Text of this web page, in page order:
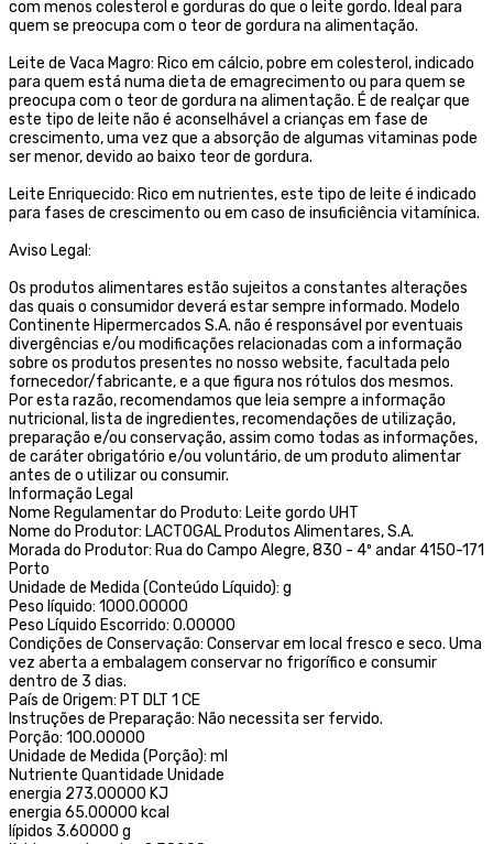
com menos colesterol e gorduras do que o leite gordo. Ideal para
quem se preocupa com o teor de gordura na alimentação.
Leite de Vaca Magro: Rico em cálcio, pobre em colesterol, indicado
para quem está numa dieta de emagrecimento ou para quem se
preocupa com o teor de gordura na alimentação. É de realçar que
este tipo de leite não é aconselhável a crianças em fase de
crescimento, uma vez que a absorção de algumas vitaminas pode
ser menor, devido ao baixo teor de gordura.
Leite Enriquecido: Rico em nutrientes, este tipo de leite é indicado
para fases de crescimento ou em caso de insuficiência vitamínica.
Aviso Legal:
Os produtos alimentares estão sujeitos a constantes alterações
das quais o consumidor deverá estar sempre informado. Modelo
Continente Hipermercados S.A. não é responsável por eventuais
divergências e/ou modificações relacionadas com a informação
sobre os produtos presentes no nosso website, facultada pelo
fornecedor/fabricante, e a que figura nos rótulos dos mesmos.
Por esta razão, recomendamos que leia sempre a informação
nutricional, lista de ingredientes, recomendações de utilização,
preparação e/ou conservação, assim como todas as informações,
de caráter obrigatório e/ou voluntário, de um produto alimentar
antes de o utilizar ou consumir.
Informação Legal
Nome Regulamentar do Produto: Leite gordo UHT
Nome do Produtor: LACTOGAL Produtos Alimentares, S.A.
Morada do Produtor: Rua do Campo Alegre, 830 - 4º andar 4150-171
Porto
Unidade de Medida (Conteúdo Líquido): g
Peso líquido: 1000.00000
Peso Líquido Escorrido: 0.00000
Condições de Conservação: Conservar em local fresco e seco. Uma
vez aberta a embalagem conservar no frigorífico e consumir
dentro de 3 dias.
País de Origem: PT DLT 1 CE
Instruções de Preparação: Não necessita ser fervido.
Porção: 100.00000
Unidade de Medida (Porção): ml
Nutriente Quantidade Unidade
energia 273.00000 KJ
energia 65.00000 kcal
lípidos 3.60000 g